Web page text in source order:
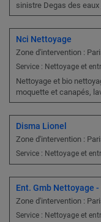
sinistre Degas des
Nci Nettoyage
Zone d'intervention :
Service : Nettoyage et
Nettoyage et bio
moquette et canapés,
Disma Lionel
Zone d'intervention :
Service : Nettoyage et
Ent. Gmb Nettoyage
Zone d'intervention :
Service : Nettoyage et